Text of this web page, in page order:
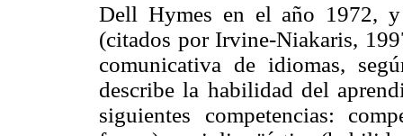
Dell Hymes en el año 1972,
(citados por Irvine-Niakaris,
comunicativa de idiomas,
describe la habilidad del
siguientes competencias: